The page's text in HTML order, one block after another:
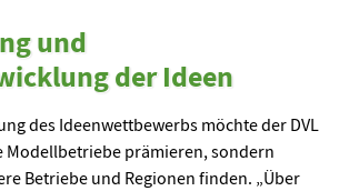
und
der Ideen
des Ideenwettbewerbs möchte der DVL
Modellbetriebe prämieren, sondern
Betriebe und Regionen finden. „Über